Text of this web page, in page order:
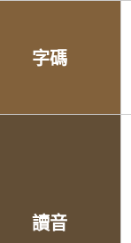
字碼
讀音